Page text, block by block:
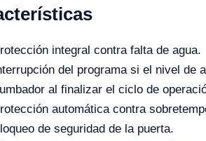
integral contra falta de agua.
del programa si el nivel de
al finalizar el ciclo de
automática contra
de seguridad de la puerta.